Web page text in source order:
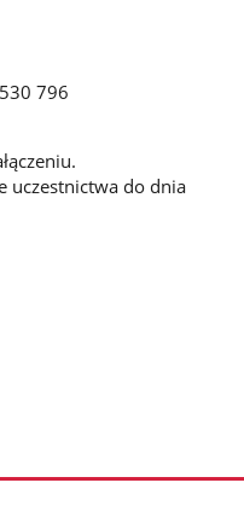
796
uczestnictwa do dnia